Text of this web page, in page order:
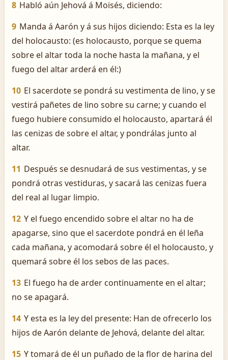
8 Habló aún Jehová á Moisés, diciendo:
9 Manda á Aarón y á sus hijos diciendo: Esta es la ley
del holocausto: (es holocausto, porque se quema
sobre el altar toda la noche hasta la mañana, y el
fuego del altar arderá en él:)
10 El sacerdote se pondrá su vestimenta de lino, y se
vestirá pañetes de lino sobre su carne; y cuando el
fuego hubiere consumido el holocausto, apartará él
las cenizas de sobre el altar, y pondrálas junto al
altar.
11 Después se desnudará de sus vestimentas, y se
pondrá otras vestiduras, y sacará las cenizas fuera
del real al lugar limpio.
12 Y el fuego encendido sobre el altar no ha de
apagarse, sino que el sacerdote pondrá en él leña
cada mañana, y acomodará sobre él el holocausto, y
quemará sobre él los sebos de las paces.
13 El fuego ha de arder continuamente en el altar;
no se apagará.
14 Y esta es la ley del presente: Han de ofrecerlo los
hijos de Aarón delante de Jehová, delante del altar.
15 Y tomará de él un puñado de la flor de harina del